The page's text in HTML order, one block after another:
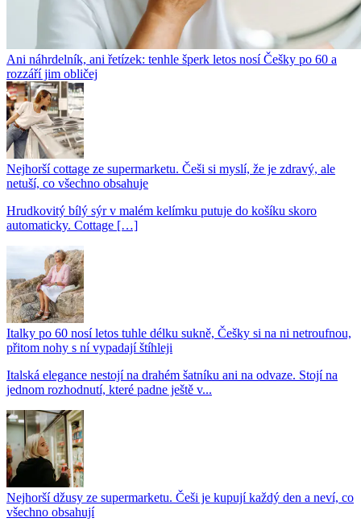
Ani náhrdelník, ani řetízek: tenhle šperk letos nosí Češky po 60 a
rozzáří jim obličej
Nejhorší cottage ze supermarketu. Češi si myslí, že je zdravý, ale
netuší, co všechno obsahuje
Hrudkovitý bílý sýr v malém kelímku putuje do košíku skoro
automaticky. Cottage […]
Italky po 60 nosí letos tuhle délku sukně, Češky si na ni netroufnou,
přitom nohy s ní vypadají štíhleji
Italská elegance nestojí na drahém šatníku ani na odvaze. Stojí na
jednom rozhodnutí, které padne ještě v...
Nejhorší džusy ze supermarketu. Češi je kupují každý den a neví, co
všechno obsahují